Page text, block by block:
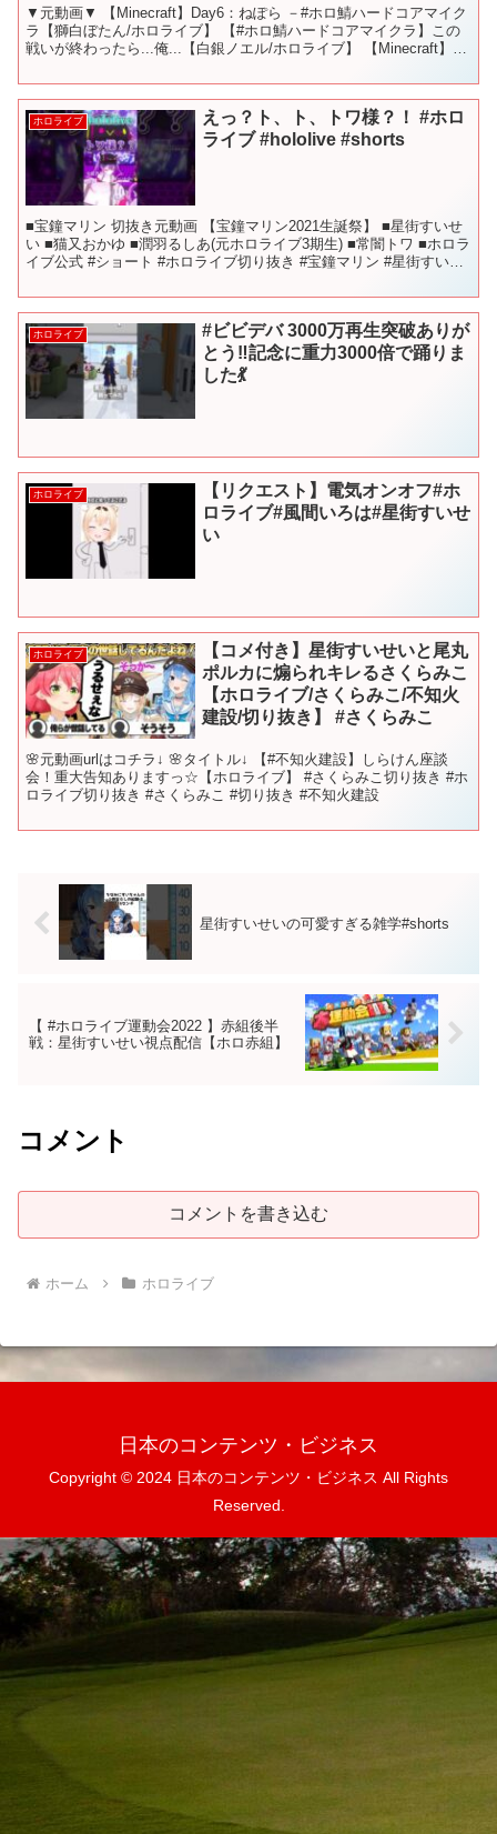
▼元動画▼ 【Minecraft】Day6：ねぽら －#ホロ鯖ハードコアマイク
ラ【獅白ぼたん/ホロライブ】 【#ホロ鯖ハードコアマイクラ】この
戦いが終わったら...俺...【白銀ノエル/ホロライブ】 【Minecraft】ハ
ホロライブ
えっ？ト、ト、トワ様？！ #ホロ
ライブ #hololive #shorts
■宝鐘マリン 切抜き元動画 【宝鐘マリン2021生誕祭】 ■星街すいせ
い ■猫又おかゆ ■潤羽るしあ(元ホロライブ3期生) ■常闇トワ ■ホロラ
イブ公式 #ショート #ホロライブ切り抜き #宝鐘マリン #星街すいせ
ホロライブ
#ビビデバ 3000万再生突破ありが
とう‼️記念に重力3000倍で踊りま
した💃
ホロライブ
【リクエスト】電気オンオフ#ホ
ロライブ#風間いろは#星街すいせ
い
ホロライブ
【コメ付き】星街すいせいと尾丸
ポルカに煽られキレるさくらみこ
【ホロライブ/さくらみこ/不知火
建設/切り抜き】 #さくらみこ
🌸元動画urlはコチラ↓ 🌸タイトル↓ 【#不知火建設】しらけん座談
会！重大告知ありますっ☆【ホロライブ】 #さくらみこ切り抜き #ホ
ロライブ切り抜き #さくらみこ #切り抜き #不知火建設
星街すいせいの可愛すぎる雑学#shorts
【 #ホロライブ運動会2022 】赤組後半
戦：星街すいせい視点配信【ホロ赤組】
コメント
コメントを書き込む
ホーム ホロライブ
日本のコンテンツ・ビジネス
Copyright © 2024 日本のコンテンツ・ビジネス All Rights
Reserved.